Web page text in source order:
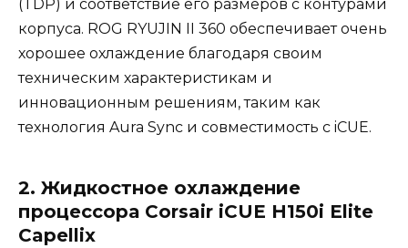
(TDP) и соответствие его размеров с контурами
корпуса. ROG RYUJIN II 360 обеспечивает очень
хорошее охлаждение благодаря своим
техническим характеристикам и
инновационным решениям, таким как
технология Aura Sync и совместимость с iCUE.
2. Жидкостное охлаждение
процессора Corsair iCUE H150i Elite
Capellix